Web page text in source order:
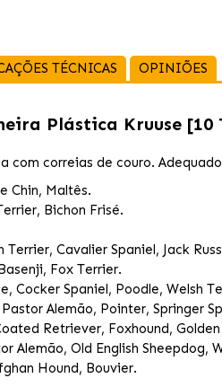
TÉCNICAS OPINIÕES
Plástica Kruuse [10
com correias de couro.
Chin, Maltês.
Bichon Frisé.
Cavalier Spaniel, Jack
Fox Terrier.
Cocker Spaniel, Poodle, Welsh
Alemão, Pointer, Springer
Retriever, Foxhound,
Alemão, Old English Sheepdog,
Hound, Bouvier.